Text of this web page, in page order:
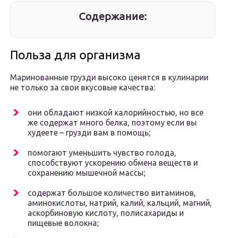
Содержание:
Польза для организма
Маринованные грузди высоко ценятся в кулинарии
не только за свои вкусовые качества:
они обладают низкой калорийностью, но все
же содержат много белка, поэтому если вы
худеете – грузди вам в помощь;
помогают уменьшить чувство голода,
способствуют ускорению обмена веществ и
сохранению мышечной массы;
содержат большое количество витаминов,
аминокислоты, натрий, калий, кальций, магний,
аскорбиновую кислоту, полисахариды и
пищевые волокна;